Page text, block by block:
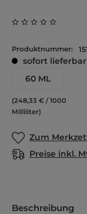
Produktnummer:
sofort lieferbar
60 ML
(248,33 € / 1000
Milliliter)
Zum
Preise inkl.
Beschreibung